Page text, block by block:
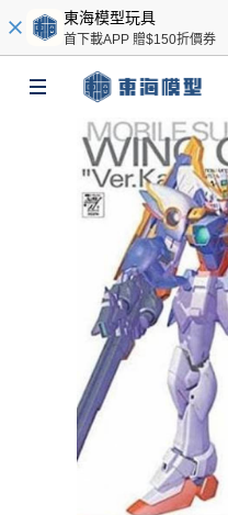
東海模型玩具
首下載APP 贈$150折價券